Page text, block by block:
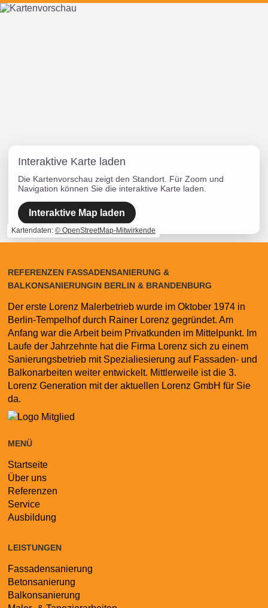
Interaktive Karte laden
Die Kartenvorschau zeigt den Standort. Für Zoom und
Navigation können Sie die interaktive Karte laden.
Interaktive Map laden
Kartendaten: © OpenStreetMap-Mitwirkende
REFERENZEN FASSADENSANIERUNG &
BALKONSANIERUNGIN BERLIN & BRANDENBURG
Der erste Lorenz Malerbetrieb wurde im Oktober 1974 in
Berlin-Tempelhof durch Rainer Lorenz gegründet. Am
Anfang war die Arbeit beim Privatkunden im Mittelpunkt. Im
Laufe der Jahrzehnte hat die Firma Lorenz sich zu einem
Sanierungsbetrieb mit Spezialiesierung auf Fassaden- und
Balkonarbeiten weiter entwickelt. Mittlerweile ist die 3.
Lorenz Generation mit der aktuellen Lorenz GmbH für Sie
da.
MENÜ
Navigation
überspringen
Startseite
Über uns
Referenzen
Service
Ausbildung
LEISTUNGEN
Navigation
überspringen
Fassadensanierung
Betonsanierung
Balkonsanierung